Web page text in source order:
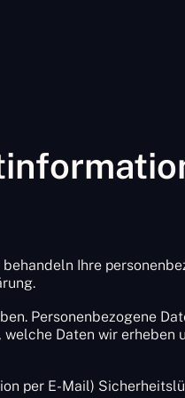
Ihre
Personenbezogene
Daten wir erheben
per E-Mail)